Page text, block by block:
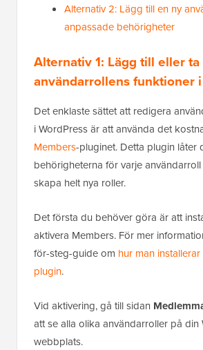
Alternativ 2: Lägg till en ny
anpassade behörigheter
Alternativ 1: Lägg till eller
användarrollens funktioner
Det enklaste sättet att redigera
i WordPress är att använda det
Members-pluginet. Detta plugin låter
behörigheterna för varje
skapa helt nya roller.
Det första du behöver göra är att
aktivera Members. För mer
för-steg-guide om hur man
plugin.
Vid aktivering, gå till sidan
att se alla olika användarroller på din
webbplats.